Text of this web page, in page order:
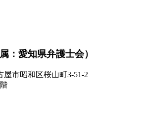
属：愛知県弁護士会）
屋市昭和区桜山町3-51-2